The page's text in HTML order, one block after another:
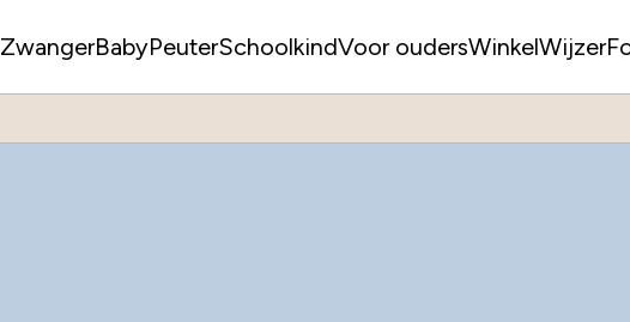
ZwangerBabyPeuterSchoolkindVoor oudersWinkelWijzer